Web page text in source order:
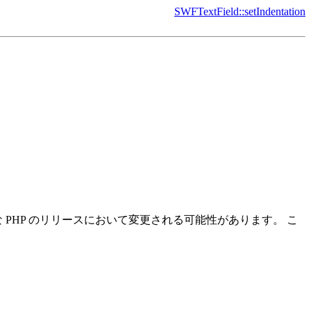
SWFTextField::setIndentation
のリリースにおいて変更される可能性があります。 こ